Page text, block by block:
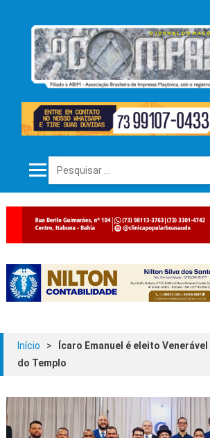
Pesquisar por:
Início >
Ícaro Emanuel é eleito
do Templo